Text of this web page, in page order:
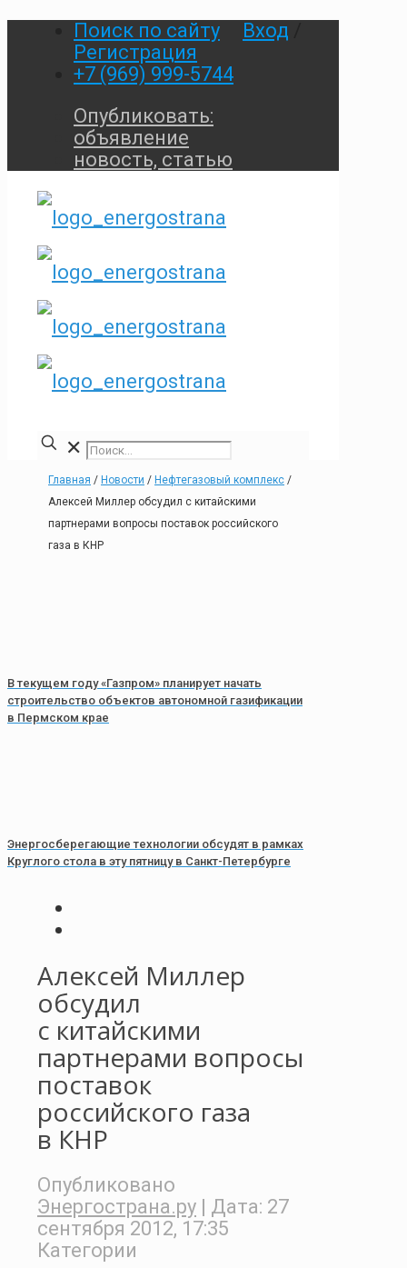
Поиск по сайту Вход
Регистрация
+7 (969) 999-5744
Опубликовать:
объявление
новость, статью
✕
Главная / Новости / Нефтегазовый комплекс /
Алексей Миллер обсудил с китайскими
партнерами вопросы поставок российского
газа в КНР
В текущем году «Газпром» планирует начать
строительство объектов автономной газификации
в Пермском крае
Энергосберегающие технологии обсудят в рамках
Круглого стола в эту пятницу в Санкт-Петербурге
Алексей Миллер
обсудил
с китайскими
партнерами вопросы
поставок
российского газа
в КНР
Опубликовано
Энергострана.ру | Дата: 27
сентября 2012, 17:35
Категории